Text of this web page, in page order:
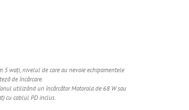
5 wați, nivelul de care au nevoie echipamentele
de încărcare.
utilizând un încărcător Motorola de 68 W sau
cu cablul PD inclus.